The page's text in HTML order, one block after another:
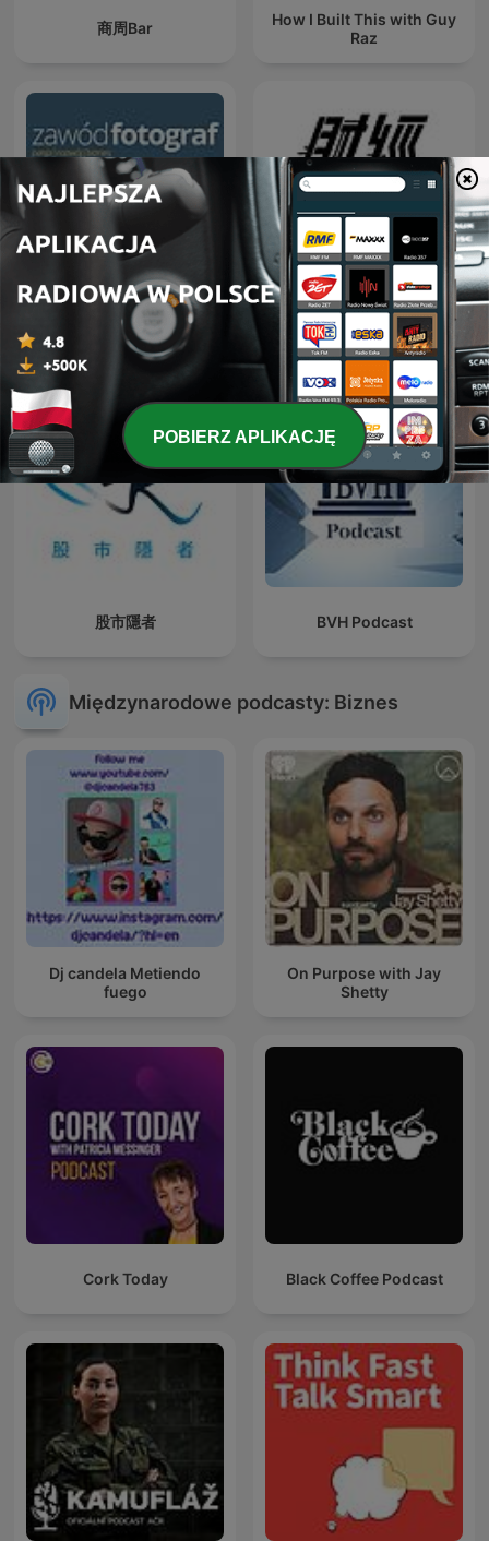
商周Bar
How I Built This with Guy
Raz
Zawód Fotograf 游庭皓的財經皓角
股市隱者 BVH Podcast
Międzynarodowe podcasty: Biznes
Dj candela Metiendo
fuego
On Purpose with Jay
Shetty
Cork Today Black Coffee Podcast
POBIERZ APLIKACJĘ